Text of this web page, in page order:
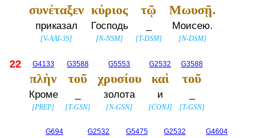
συνέταξεν
приказал
[V-AAI-3S]
κύριος
Господь
[N-NSM]
τῷ
[T-DSM]
Μωυσῇ.
Моисею.
[N-DSM]
22 G4133
πλὴν
Кроме
[PREP]
G3588
τοῦ
[T-GSN]
G5553
χρυσίου
золота
[N-GSN]
G2532
καὶ
и
[CONJ]
G3588
τοῦ
[T-GSN]
G694 G2532 G5475 G2532 G4604